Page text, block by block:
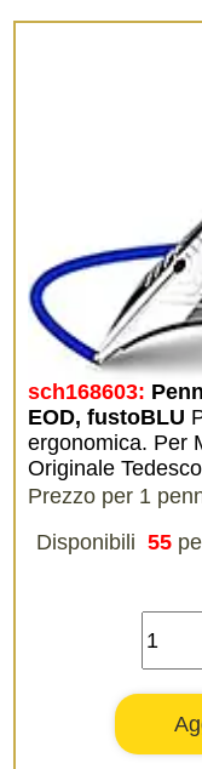
sch168603:
EOD, fustoBLU
ergonomica. Per
Originale
Prezzo per 1
Disponibili 55